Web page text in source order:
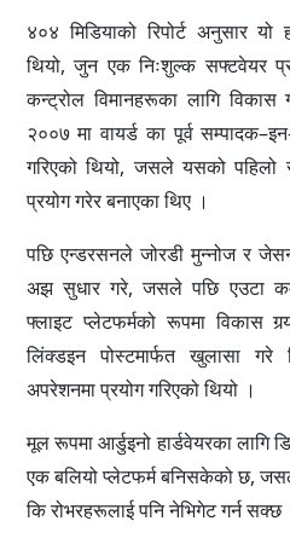
४०४ मिडियाको रिपोर्ट अनुसार
थियो, जुन एक निःशुल्क सफ्टवेयर
कन्ट्रोल विमानहरूका लागि
२००७ मा वायर्ड का पूर्व
गरिएको थियो, जसले यसको पहिलो
प्रयोग गरेर बनाएका थिए ।
पछि एन्डरसनले जोरडी मुन्नोज र
अझ सुधार गरे, जसले पछि एउटा
फ्लाइट प्लेटफर्मको रूपमा विकास
लिंक्डइन पोस्टमार्फत खुलासा
अपरेशनमा प्रयोग गरिएको थियो ।
मूल रूपमा आर्डुइनो हार्डवेयरका लागि
एक बलियो प्लेटफर्म बनिसकेको छ,
कि रोभरहरूलाई पनि नेभिगेट गर्न सक्छ